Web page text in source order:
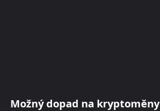
Možný dopad na kryptoměny